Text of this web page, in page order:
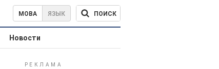
МОВА ЯЗЫК ПОИСК
Новости